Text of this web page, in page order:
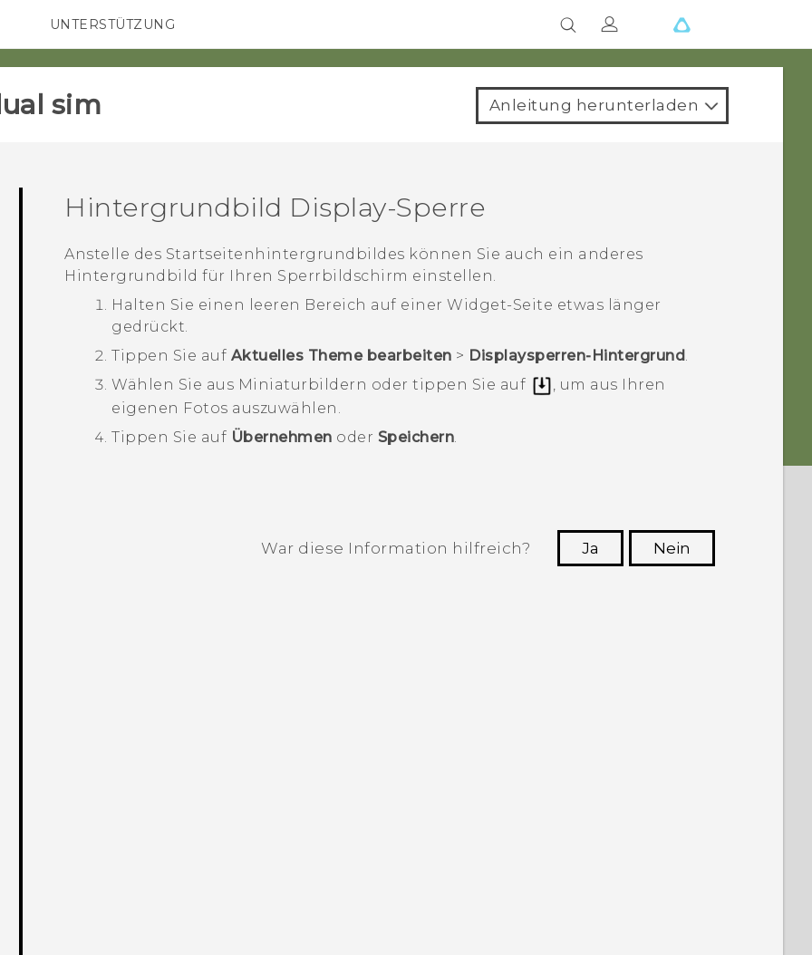
SMARTPHONES
UNTERSTÜTZUNG
HTC-Geräte und Zubehör
sim‎ Anleitung herunterladen
Hintergrundbild Display-Sperre
Anstelle des Startseitenhintergrundbildes können Sie auch ein anderes
Hintergrundbild für Ihren Sperrbildschirm einstellen.
Halten Sie einen leeren Bereich auf einer Widget-Seite etwas länger
gedrückt.
Tippen Sie auf Aktuelles Theme bearbeiten > Displaysperren-Hintergrund .
Wählen Sie aus Miniaturbildern oder tippen Sie auf
, um aus Ihren
eigenen Fotos auszuwählen.
Tippen Sie auf Übernehmen oder Speichern
War diese Information hilfreich? Ja
Nein